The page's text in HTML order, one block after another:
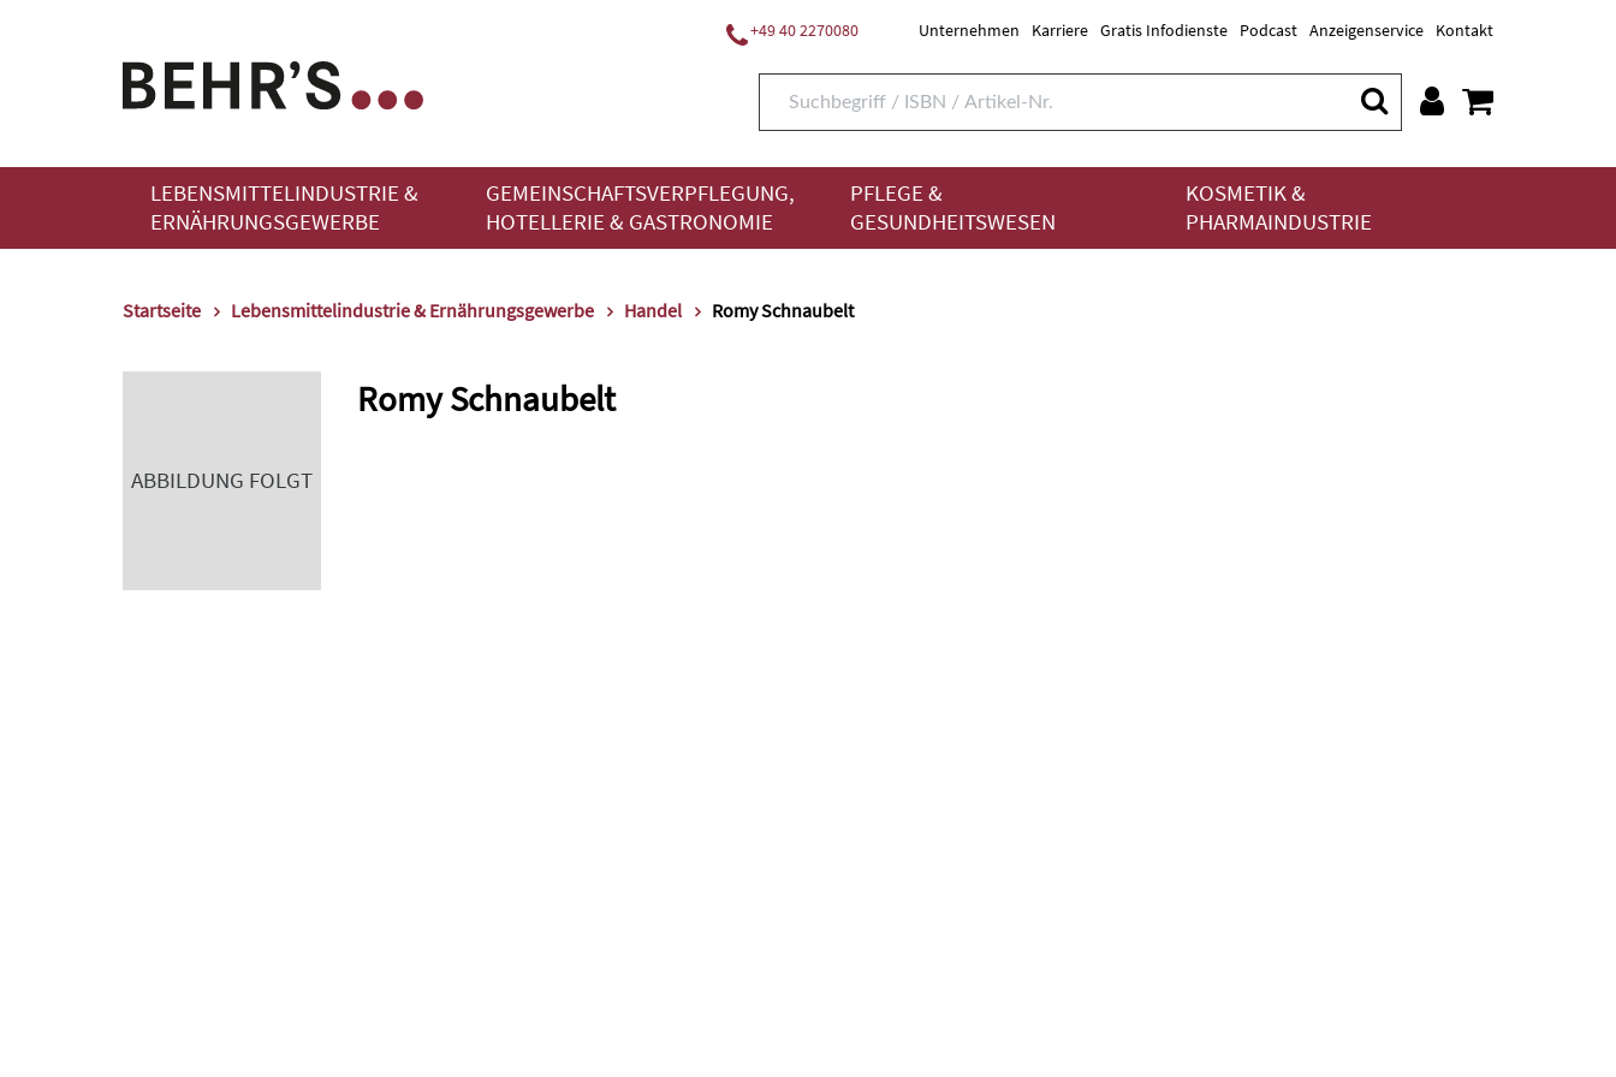
+49 40 2270080 Unternehmen Karriere Gratis Infodienste Podcast Anzeigenservice Kontakt
LEBENSMITTELINDUSTRIE &
ERNÄHRUNGSGEWERBE
GEMEINSCHAFTSVERPFLEGUNG,
HOTELLERIE & GASTRONOMIE
PFLEGE &
GESUNDHEITSWESEN
KOSMETIK &
PHARMAINDUSTRIE
Startseite Lebensmittelindustrie & Ernährungsgewerbe Handel Romy Schnaubelt
ABBILDUNG FOLGT
Romy Schnaubelt